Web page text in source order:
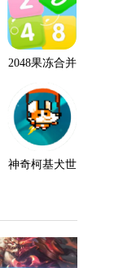
2048果冻合并
神奇柯基犬世